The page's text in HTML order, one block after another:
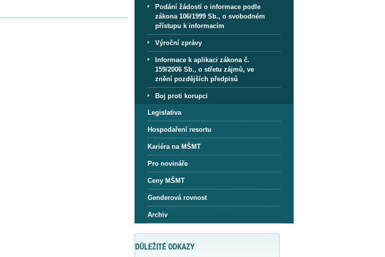
Podání žádostí o informace podle
zákona 106/1999 Sb., o svobodném
přístupu k informacím
Výroční zprávy
Informace k aplikaci zákona č.
159/2006 Sb., o střetu zájmů, ve
znění pozdějších předpisů
Boj proti korupci
Legislativa
Hospodaření resortu
Kariéra na MŠMT
Pro novináře
Ceny MŠMT
Genderová rovnost
Archiv
DŮLEŽITÉ ODKAZY